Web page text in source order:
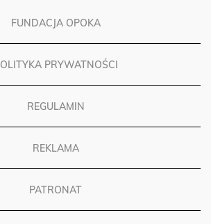
FUNDACJA OPOKA
PRYWATNOŚCI
REGULAMIN
REKLAMA
PATRONAT